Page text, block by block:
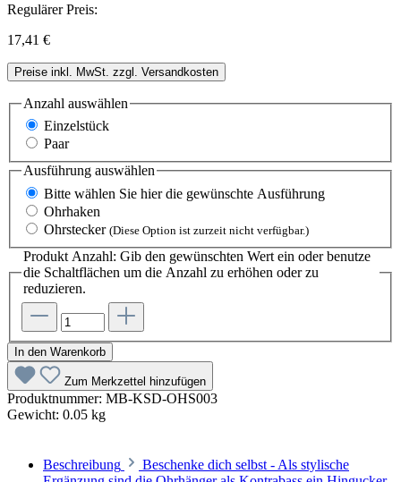
Regulärer Preis:
17,41 €
Preise inkl. MwSt. zzgl. Versandkosten
Anzahl auswählen
Einzelstück
Paar
Ausführung auswählen
Bitte wählen Sie hier die gewünschte Ausführung
Ohrhaken
Ohrstecker (Diese Option ist zurzeit nicht verfügbar.)
Produkt Anzahl: Gib den gewünschten Wert ein oder benutze
die Schaltflächen um die Anzahl zu erhöhen oder zu
reduzieren.
In den Warenkorb
Zum Merkzettel hinzufügen
Produktnummer: MB-KSD-OHS003
Gewicht: 0.05 kg
Beschreibung
Beschenke dich selbst - Als stylische